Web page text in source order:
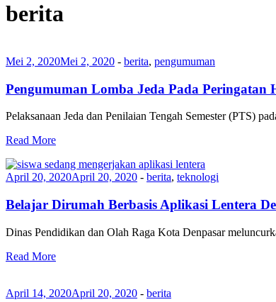
berita
Mei 2, 2020Mei 2, 2020 - berita, pengumuman
Pengumuman Lomba Jeda Pada Peringatan
Pelaksanaan Jeda dan Penilaian Tengah Semester (PTS)
Read More
April 20, 2020April 20, 2020 - berita, teknologi
Belajar Dirumah Berbasis Aplikasi Lentera
Dinas Pendidikan dan Olah Raga Kota Denpasar
Read More
April 14, 2020April 20, 2020 - berita